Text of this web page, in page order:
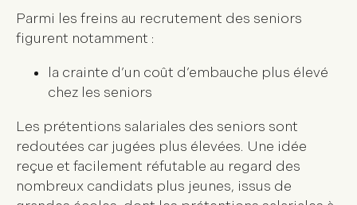
Parmi les freins au recrutement des seniors
figurent notamment :
la crainte d’un coût d’embauche plus élevé
chez les seniors
Les prétentions salariales des seniors sont
redoutées car jugées plus élevées. Une idée
reçue et facilement réfutable au regard des
nombreux candidats plus jeunes, issus de